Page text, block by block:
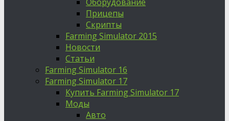
Прицепы
Скрипты
Farming Simulator 2015
Новости
Статьи
Farming Simulator 16
Farming Simulator 17
Купить Farming Simulator 17
Моды
Авто